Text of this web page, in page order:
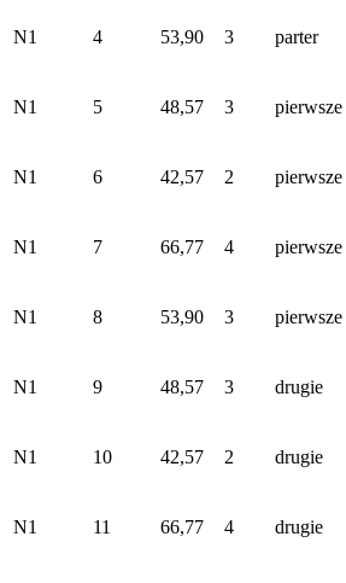
N1 4 53,90 3 parter
N1 5 48,57 3 pierwsze
N1 6 42,57 2 pierwsze
N1 7 66,77 4 pierwsze
N1 8 53,90 3 pierwsze
N1 9 48,57 3 drugie
N1 10 42,57 2 drugie
N1 11 66,77 4 drugie